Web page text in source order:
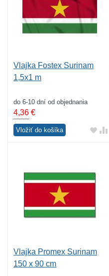
Vlajka Fostex Surinam
1,5x1 m
do 6-10 dní od objednania
4,36 €
Vložiť do košíka
Vlajka Promex Surinam
150 x 90 cm